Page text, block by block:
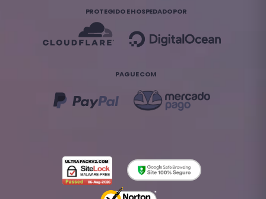
PROTEGIDO E HOSPEDADO POR
PAGUE COM